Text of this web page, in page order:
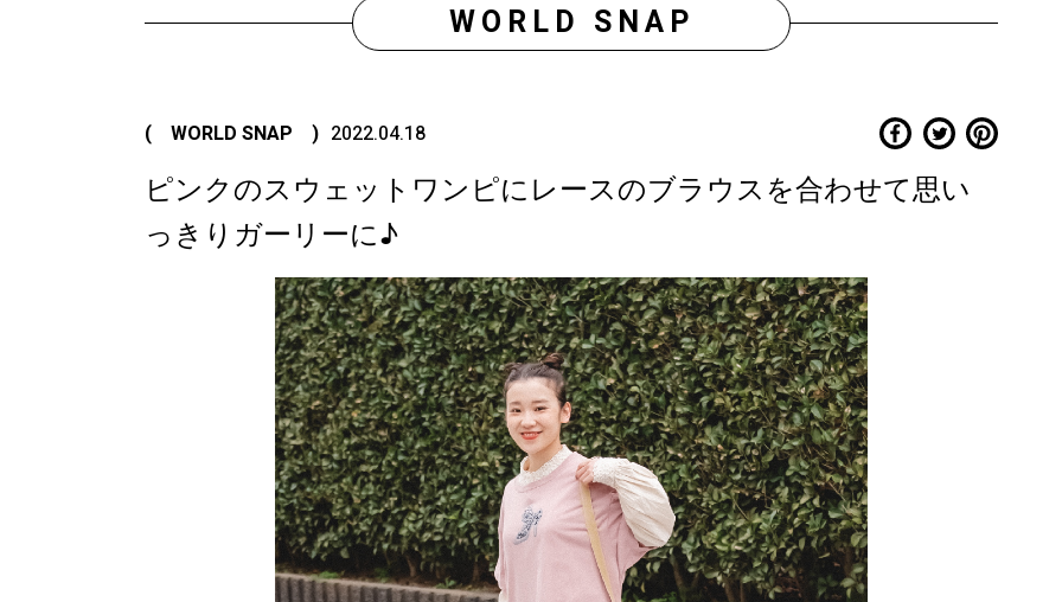
WORLD SNAP
( WORLD SNAP ) 2022.04.18
ピンクのスウェットワンピにレースのブラウスを合わせて思い
っきりガーリーに♪